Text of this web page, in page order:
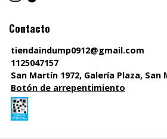
Contacto
tiendaindump0912@gmail.com
1125047157
San Martín 1972, Galería Plaza, San
Botón de arrepentimiento